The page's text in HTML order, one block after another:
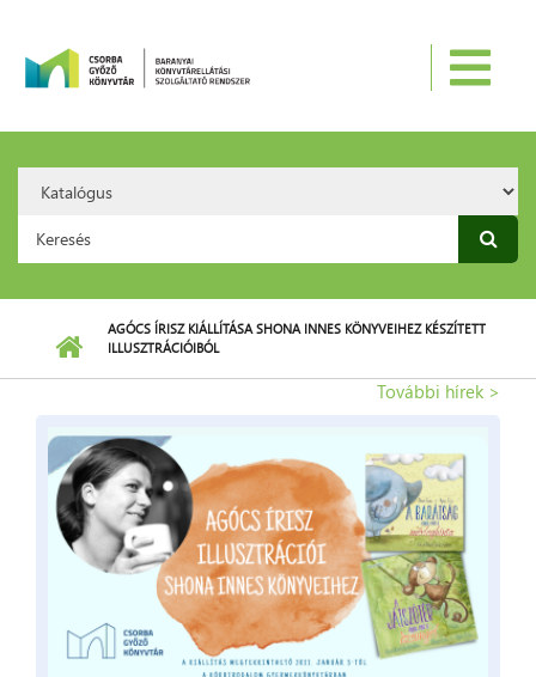
Option:
Keresés űrlap
AGÓCS ÍRISZ KIÁLLÍTÁSA SHONA INNES KÖNYVEIHEZ KÉSZÍTETT
ILLUSZTRÁCIÓIBÓL
További hírek >